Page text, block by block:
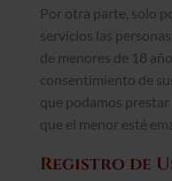
Por otra parte, solo
servicios las
de menores de 18
consentimiento de
que podamos
que el menor esté
Registro de